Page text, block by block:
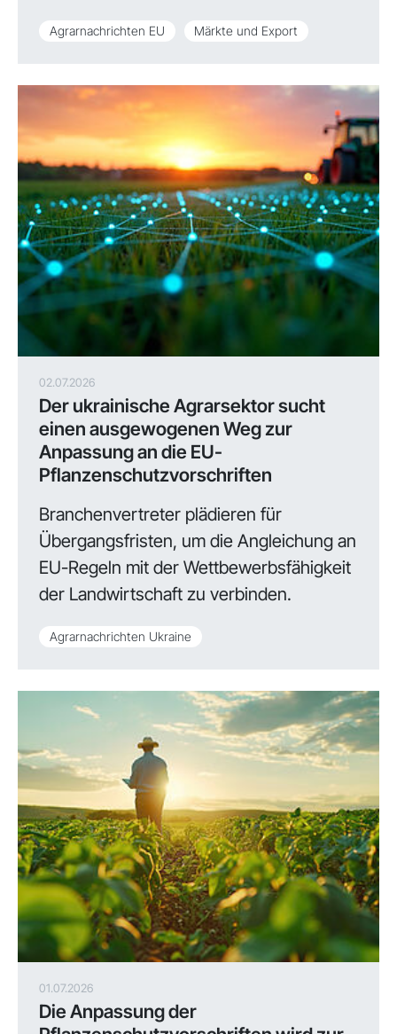
Agrarnachrichten EU Märkte und Export
02.07.2026
Der ukrainische Agrarsektor sucht
einen ausgewogenen Weg zur
Anpassung an die EU-
Pflanzenschutzvorschriften
Branchenvertreter plädieren für
Übergangsfristen, um die Angleichung an
EU-Regeln mit der Wettbewerbsfähigkeit
der Landwirtschaft zu verbinden.
Agrarnachrichten Ukraine
01.07.2026
Die Anpassung der